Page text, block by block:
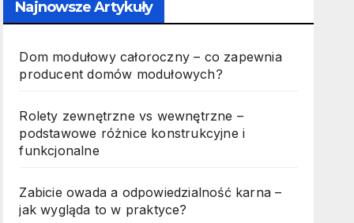
Najnowsze Artykuły
Dom modułowy całoroczny – co zapewnia
producent domów modułowych?
Rolety zewnętrzne vs wewnętrzne –
podstawowe różnice konstrukcyjne i
funkcjonalne
Zabicie owada a odpowiedzialność karna –
jak wygląda to w praktyce?